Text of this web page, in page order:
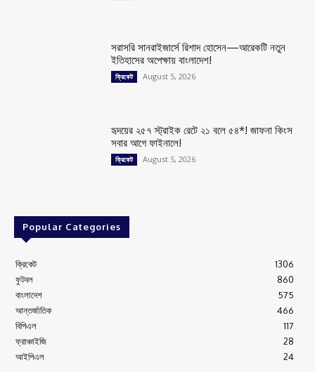
সরাসরি সানরাইজার্সে রিশাদ হোসেন—আরেকটি নতুন
ইতিহাসের অপেক্ষায় বাংলাদেশ!
ক্রিকেট August 5, 2026
হৃদয়ের ২৫৭ স্ট্রাইক রেটে ২১ বলে ৫৪*! জাফনা কিংস
সবার আগে ফাইনালে!
ক্রিকেট August 5, 2026
Popular Categories
ক্রিকেট
1306
ফুটবল
860
বাংলাদেশ
575
আন্তর্জাতিক
466
বিপিএল
117
ফ্রাঞ্চাইজি
28
আইপিএল
24